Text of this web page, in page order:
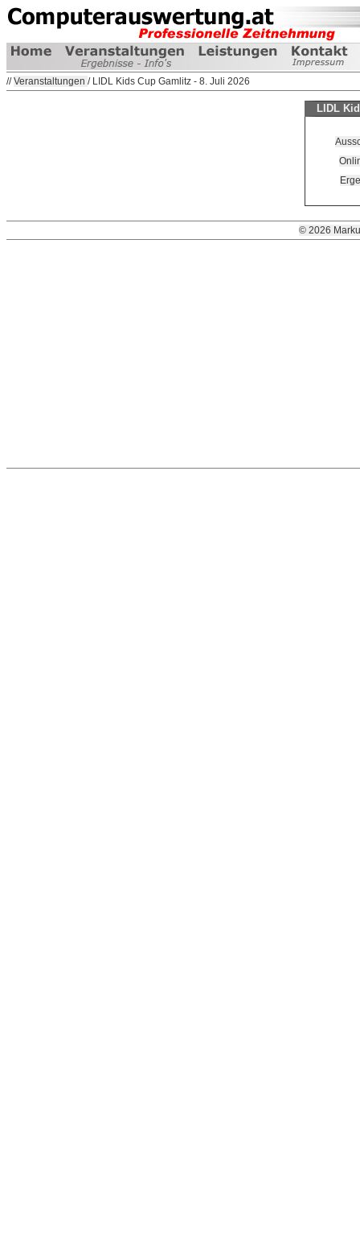
//Veranstaltungen / LIDL Kids Cup Gamlitz - 8. Juli 2026
LIDL
© 2026